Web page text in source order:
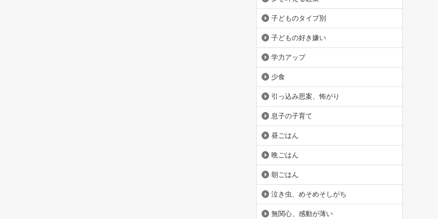
子どものタイプ別
子どもの好き嫌い
学力アップ
少食
引っ込み思案、怖がり
息子の子育て
昼ごはん
晩ごはん
朝ごはん
泣き虫、めそめそしがち
無関心、感動が薄い